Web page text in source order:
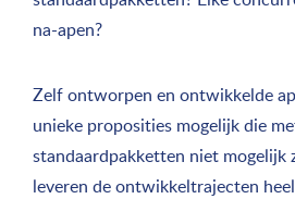
na-apen?
Zelf ontworpen en ontwikkelde
unieke proposities mogelijk die
standaardpakketten niet mogelijk
leveren de ontwikkeltrajecten